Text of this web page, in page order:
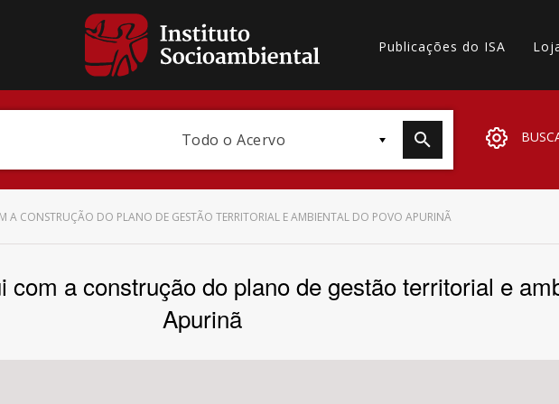
Publicações do ISA
Todo o Acervo
Bioma / Bacia
CONSTRUÇÃO DO PLANO DE GESTÃO TERRITORIAL E AMBIENTAL DO POVO APURINÃ
com a construção do plano de gestão territorial e
Apurinã